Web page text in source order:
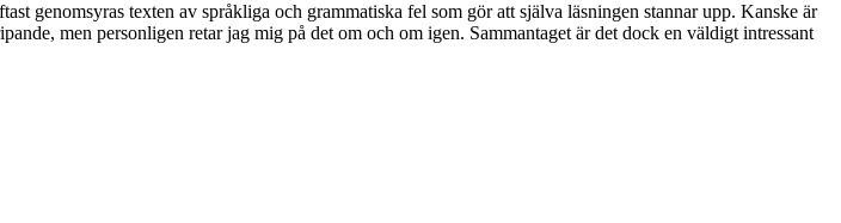
genomsyras texten av språkliga och grammatiska fel som gör att själva läsningen stannar upp. Kanske är
men personligen retar jag mig på det om och om igen. Sammantaget är det dock en väldigt intressant